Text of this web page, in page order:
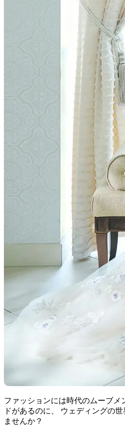
ファッションには時代のムーブメ
ドがあるのに、 ウェディングの
ませんか？